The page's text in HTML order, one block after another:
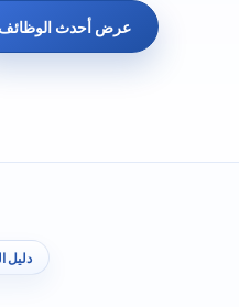
عرض أحدث الوظائف
دليل